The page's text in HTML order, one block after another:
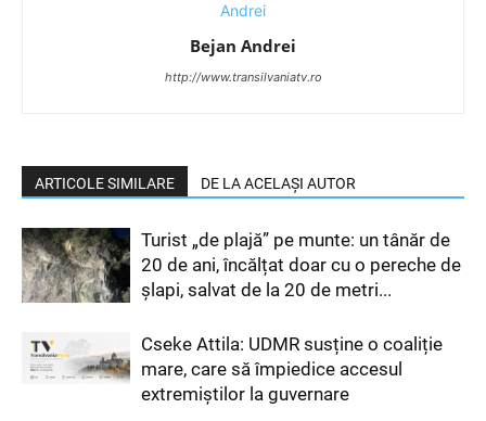
Bejan Andrei
http://www.transilvaniatv.ro
ARTICOLE SIMILARE DE LA ACELAȘI AUTOR
Turist „de plajă” pe munte: un tânăr de
20 de ani, încălțat doar cu o pereche de
șlapi, salvat de la 20 de metri...
Cseke Attila: UDMR susține o coaliție
mare, care să împiedice accesul
extremiștilor la guvernare